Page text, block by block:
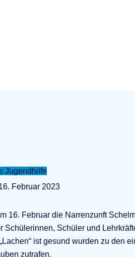
Jugendhilfe
Februar 2023
16. Februar die Narrenzunft
Schülerinnen, Schüler und
ist gesund wurden zu den
zutrafen.